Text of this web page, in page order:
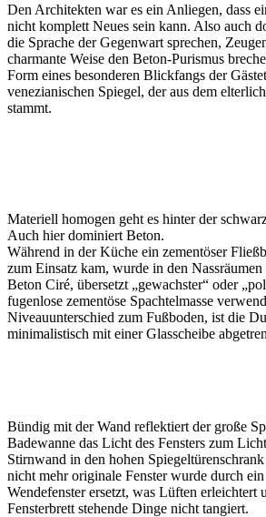
Den Architekten war es ein Anliegen, dass
nicht komplett Neues sein kann. Also auch
die Sprache der Gegenwart sprechen,
charmante Weise den Beton-Purismus
Form eines besonderen Blickfangs der
venezianischen Spiegel, der aus dem
stammt.
Materiell homogen geht es hinter der
Auch hier dominiert Beton.
Während in der Küche ein zementöser
zum Einsatz kam, wurde in den
Beton Ciré, übersetzt „gewachster“ oder
fugenlose zementöse Spachtelmasse
Niveauunterschied zum Fußboden, ist die
minimalistisch mit einer Glasscheibe
Bündig mit der Wand reflektiert der große
Badewanne das Licht des Fensters zum
Stirnwand in den hohen Spiegeltürenschrank
nicht mehr originale Fenster wurde durch
Wendefenster ersetzt, was Lüften erleichtert
Fensterbrett stehende Dinge nicht tangiert.